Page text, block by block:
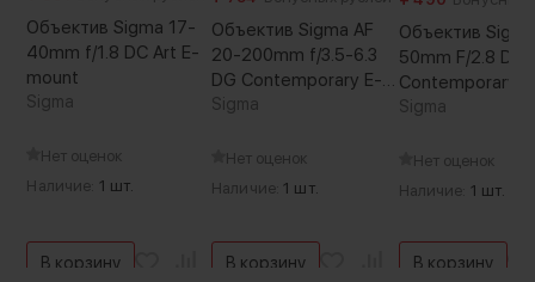
мгновенную автофокусировку без шума. При
видеосъемке объект быстро обнаруживается
и отслеживается, что помогает создавать
плавные и качественные кадры.
на глаза (Eye AF) в камере, что помогает легко
сфокусироваться на лицо человека, даже
режиме кольцо фокусировки поворачивается
Объектив Sigma 17-
40mm f/1.8 DC Art E-
mount
Sigma
Нет оценок
Наличие: 1 шт.
В корзину
Объектив Sigma AF
20-200mm f/3.5-6.3
DG Contemporary E-
mount
Sigma
Нет оценок
Наличие: 1 шт.
В корзину
Объектив
50mm F/2.8 DC
Contemporary
Sigma
Нет оценок
Наличие: 1 шт.
В корзину